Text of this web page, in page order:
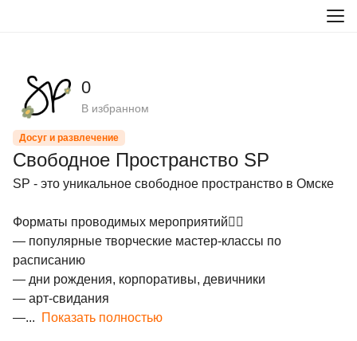
0
В избранном
Досуг и развлечение
Свободное Пространство SP
SP - это уникальное свободное пространство в Омске
Форматы проводимых мероприятий👇🏽
— популярные творческие мастер-классы по
расписанию
— дни рождения, корпоративы, девичники
— арт-свидания
—... Показать полностью